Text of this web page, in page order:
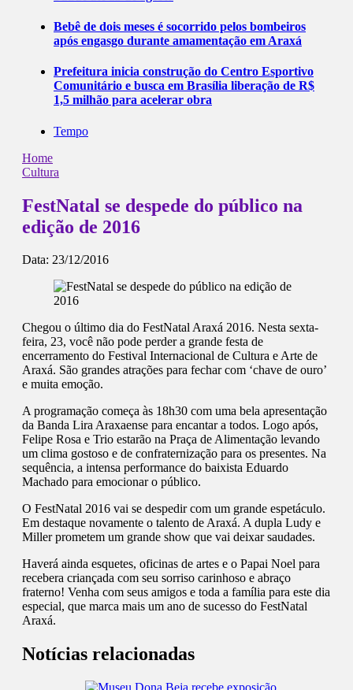
Bebê de dois meses é socorrido pelos bombeiros
após engasgo durante amamentação em Araxá
Prefeitura inicia construção do Centro Esportivo
Comunitário e busca em Brasília liberação de R$
1,5 milhão para acelerar obra
Tempo
Home
Cultura
FestNatal se despede do público na
edição de 2016
Data: 23/12/2016
Chegou o último dia do FestNatal Araxá 2016. Nesta sexta-
feira, 23, você não pode perder a grande festa de
encerramento do Festival Internacional de Cultura e Arte de
Araxá. São grandes atrações para fechar com ‘chave de ouro’
e muita emoção.
A programação começa às 18h30 com uma bela apresentação
da Banda Lira Araxaense para encantar a todos. Logo após,
Felipe Rosa e Trio estarão na Praça de Alimentação levando
um clima gostoso e de confraternização para os presentes. Na
sequência, a intensa performance do baixista Eduardo
Machado para emocionar o público.
O FestNatal 2016 vai se despedir com um grande espetáculo.
Em destaque novamente o talento de Araxá. A dupla Ludy e
Miller prometem um grande show que vai deixar saudades.
Haverá ainda esquetes, oficinas de artes e o Papai Noel para
recebera criançada com seu sorriso carinhoso e abraço
fraterno! Venha com seus amigos e toda a família para este dia
especial, que marca mais um ano de sucesso do FestNatal
Araxá.
Notícias relacionadas